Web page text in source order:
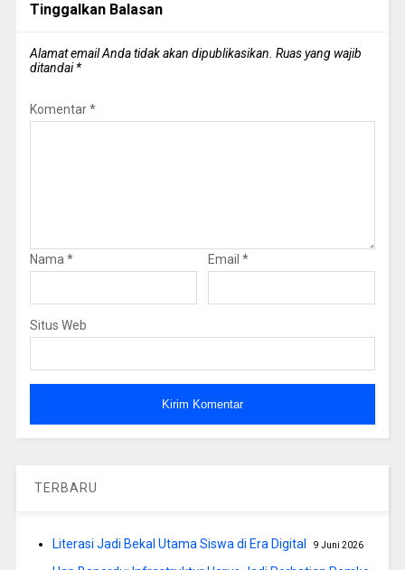
Tinggalkan Balasan
Alamat email Anda tidak akan dipublikasikan. Ruas yang wajib
ditandai*
Komentar*
Nama * Email *
Situs Web
TERBARU
Literasi Jadi Bekal Utama Siswa di Era Digital 9 Juni 2026